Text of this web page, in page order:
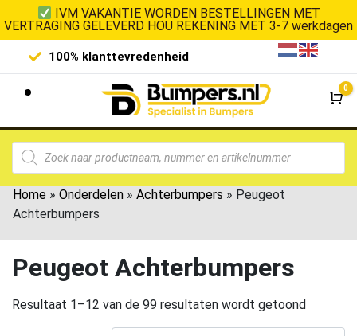
IVM VAKANTIE WORDEN BESTELLINGEN MET
VERTRAGING GELEVERD HOU REKENING MET 3-7 werkdagen
100% klanttevredenheid
0
Home » Onderdelen » Achterbumpers » Peugeot
Achterbumpers
Peugeot Achterbumpers
Resultaat 1–12 van de 99 resultaten wordt getoond